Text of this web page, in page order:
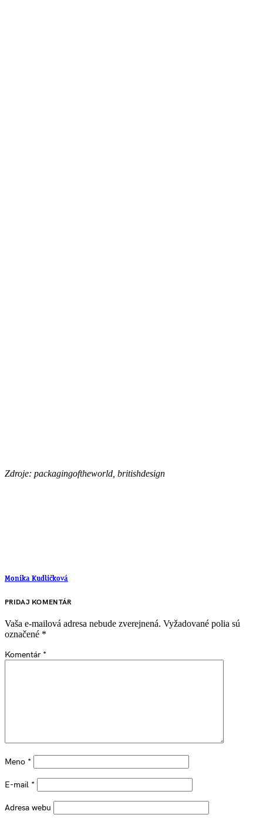
Zdroje: packagingoftheworld, britishdesign
Monika Kudličková
PRIDAJ KOMENTÁR
Vaša e-mailová adresa nebude zverejnená. Vyžadované polia sú
označené *
Komentár *
Meno *
E-mail *
Adresa webu